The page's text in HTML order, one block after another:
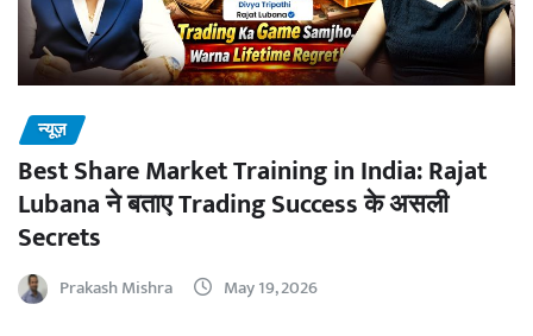
न्यूज़
Best Share Market Training in India: Rajat
Lubana ने बताए Trading Success के असली
Secrets
Prakash Mishra May 19, 2026